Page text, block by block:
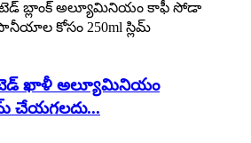
ఖాళీ అల్యూమినియం
చేయగలదు...